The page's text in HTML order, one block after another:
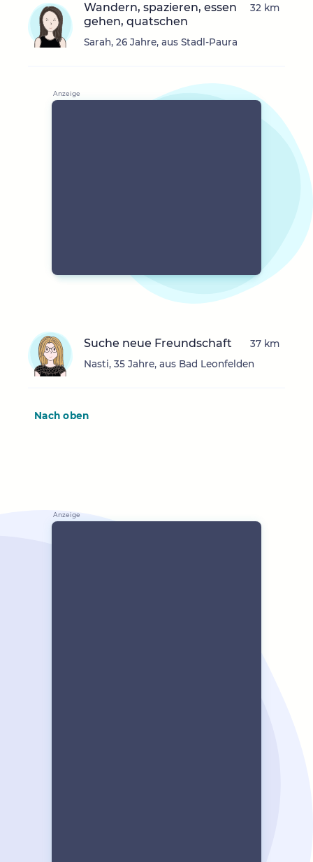
Wandern, spazieren, essen
gehen, quatschen
Sarah, 26 Jahre, aus Stadl-Paura
32 km
Suche neue Freundschaft
Nasti, 35 Jahre, aus Bad Leonfelden
37 km
Nach oben